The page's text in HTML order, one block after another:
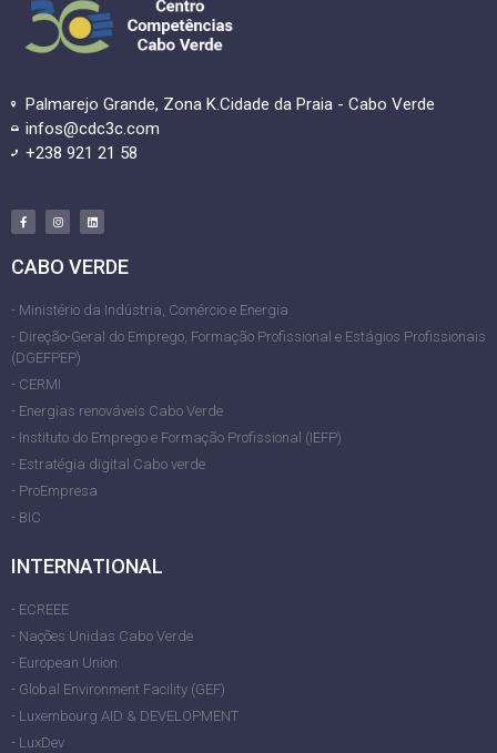
Palmarejo Grande, Zona K.Cidade da Praia - Cabo Verde
infos@cdc3c.com
+238 921 21 58
CABO VERDE
- Ministério da Indústria, Comércio e Energia
- Direção-Geral do Emprego, Formação Profissional e Estágios Profissionais
(DGEFPEP)
- CERMI
- Energias renováveis Cabo Verde
- Instituto do Emprego e Formação Profissional (IEFP)
- Estratégia digital Cabo verde
- ProEmpresa
- BIC
INTERNATIONAL
- ECREEE
- Nações Unidas Cabo Verde
- European Union
- Global Environment Facility (GEF)
- Luxembourg AID & DEVELOPMENT
- LuxDev